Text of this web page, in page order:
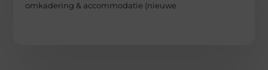
omkadering & accommodatie (nieuwe